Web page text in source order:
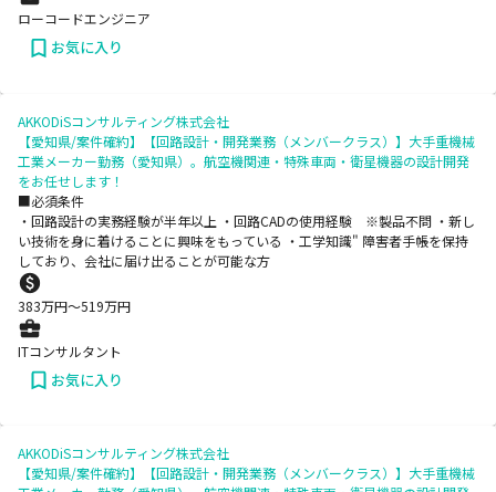
ローコードエンジニア
お気に入り
AKKODiSコンサルティング株式会社
【愛知県/案件確約】【回路設計・開発業務（メンバークラス）】大手重機械
工業メーカー勤務（愛知県）。航空機関連・特殊車両・衛星機器の設計開発
をお任せします！
■必須条件
・回路設計の実務経験が半年以上 ・回路CADの使用経験 ※製品不問 ・新し
い技術を身に着けることに興味をもっている ・工学知識" 障害者手帳を保持
しており、会社に届け出ることが可能な方
383万円〜519万円
ITコンサルタント
お気に入り
AKKODiSコンサルティング株式会社
【愛知県/案件確約】【回路設計・開発業務（メンバークラス）】大手重機械